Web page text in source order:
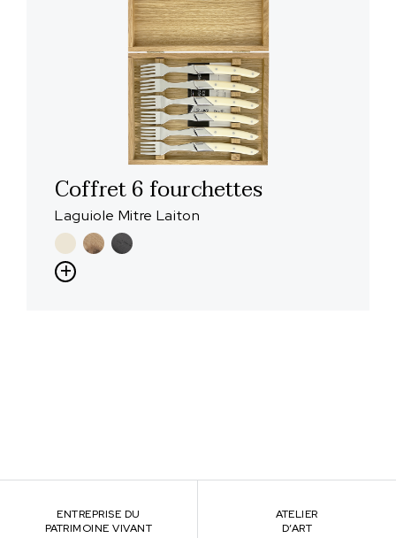
Coffret 6 fourchettes
Laguiole Mitre Laiton
ENTREPRISE DU
PATRIMOINE VIVANT
ATELIER
D’ART